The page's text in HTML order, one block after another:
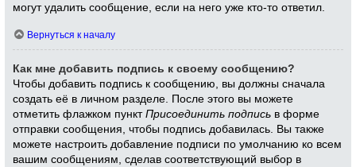
могут удалить сообщение, если на него уже кто-то ответил.
Вернуться к началу
Как мне добавить подпись к своему сообщению?
Чтобы добавить подпись к сообщению, вы должны сначала
создать её в личном разделе. После этого вы можете
отметить флажком пунктПрисоединить подпись в форме
отправки сообщения, чтобы подпись добавилась. Вы также
можете настроить добавление подписи по умолчанию ко всем
вашим сообщениям, сделав соответствующий выбор в